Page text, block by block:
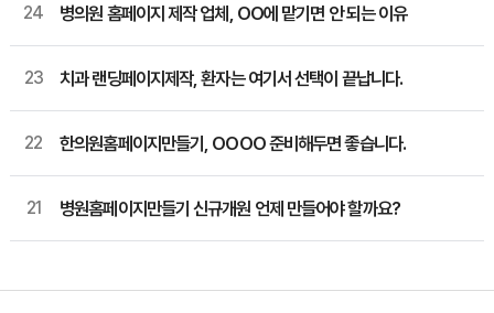
24 병의원 홈페이지 제작 업체, OO에 맡기면 안 되는 이유
23 치과 랜딩페이지제작, 환자는 여기서 선택이 끝납니다.
22 한의원홈페이지만들기, OOOO 준비해두면 좋습니다.
21 병원홈페이지만들기 신규개원 언제 만들어야 할까요?